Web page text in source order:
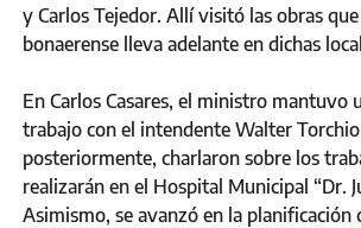
y Carlos Tejedor. Allí visitó las obras
bonaerense lleva adelante en dichas
En Carlos Casares, el ministro mantuvo
trabajo con el intendente Walter
posteriormente, charlaron sobre los
realizarán en el Hospital Municipal “Dr.
Asimismo, se avanzó en la planificación